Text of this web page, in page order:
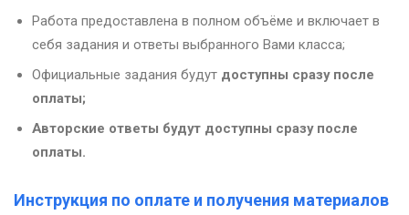
Работа предоставлена в полном объёме и включает в
себя задания и ответы выбранного Вами класса;
Официальные задания будут доступны сразу после
оплаты;
Авторские ответы будут доступны сразу после
оплаты.
Инструкция по оплате и получения материалов